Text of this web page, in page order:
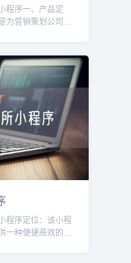
程序一、产品定
为营销策划公司打
程序定位：该小程
一种便捷高效的工